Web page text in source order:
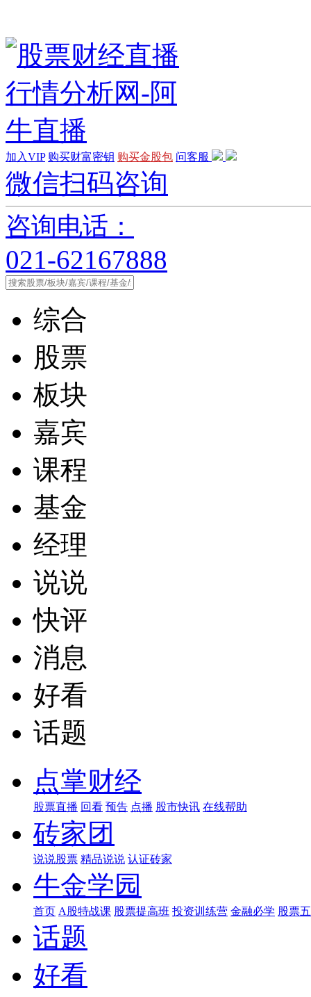
加入VIP 购买财富密钥 购买金股包 问客服
微信扫码咨询
咨询电话：
021-62167888
综合
股票
板块
嘉宾
课程
基金
经理
说说
快评
消息
好看
话题
点掌财经
股票直播 回看 预告 点播 股市快讯 在线帮助
砖家团
说说股票 精品说说 认证砖家
牛金学园
首页 A股特战课 股票提高班 投资训练营 金融必学 股票
话题
好看